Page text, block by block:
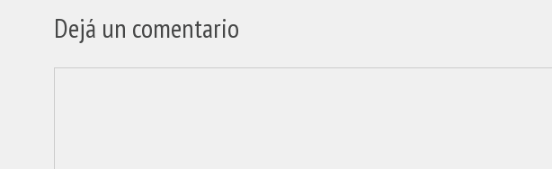
Dejá un comentario